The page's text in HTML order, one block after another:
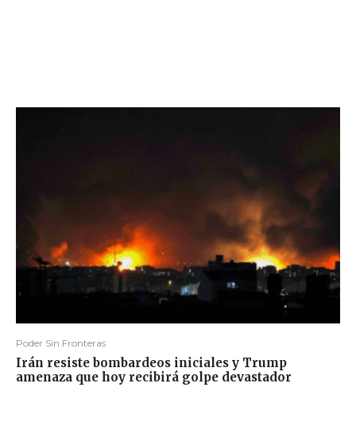
Poder Sin Fronteras
Irán resiste bombardeos iniciales y Trump
amenaza que hoy recibirá golpe devastador